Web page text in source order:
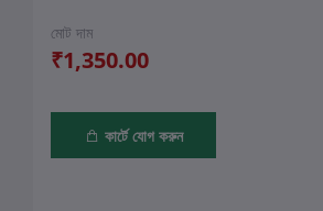
মোট দাম
₹1,350.00
কার্টে যোগ করুন